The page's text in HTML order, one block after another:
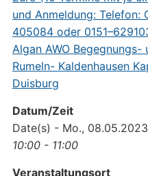
Datum/Zeit
Date(s) - Mo., 08.05.2023
10:00 - 11:00
Veranstaltungsort